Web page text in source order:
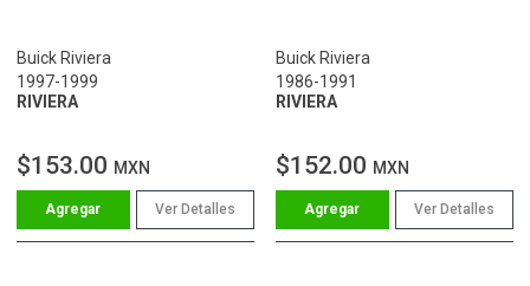
Buick Riviera
1997-1999
RIVIERA
$153.00 MXN
Ver Detalles
Buick Riviera
1986-1991
RIVIERA
$152.00 MXN
Ver Detalles